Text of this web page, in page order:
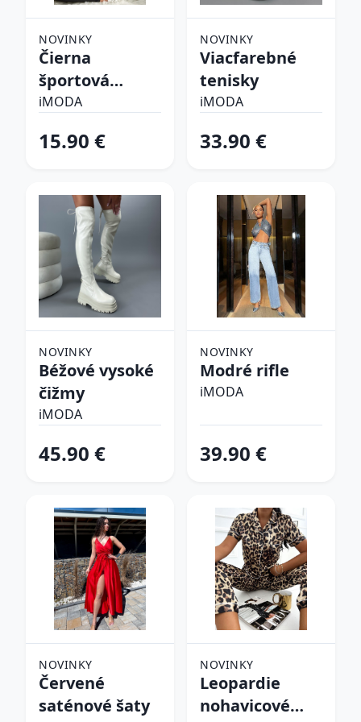
NOVINKY
Čierna
športová
podprsenka
iMODA
15.90 €
NOVINKY
Viacfarebné
tenisky
iMODA
33.90 €
NOVINKY
Béžové vysoké
čižmy
iMODA
45.90 €
NOVINKY
Modré rifle
iMODA
39.90 €
NOVINKY
Červené
saténové šaty
NOVINKY
Leopardie
nohavicové